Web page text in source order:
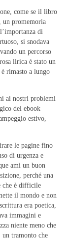
come se il libro
un promemoria
di
si snodava
un percorso
lirica è stato un
rimasto a lungo
ai nostri problemi
del ebook
estivo,
le pagine fino
di urgenza e
ami un buon
perché una
che è difficile
il mondo e non
era poetica,
immagini e
niente meno che
tramonto che